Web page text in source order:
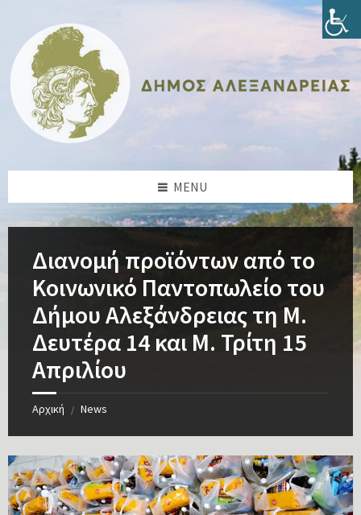
content
sidebar
sidebar
footer
MENU
Διανομή προϊόντων από το
Κοινωνικό Παντοπωλείο του
Δήμου Αλεξάνδρειας τη Μ.
Δευτέρα 14 και Μ. Τρίτη 15
Απριλίου
Αρχική / News